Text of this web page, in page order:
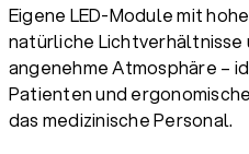
Eigene LED-Module mit
natürliche
angenehme Atmosphäre –
Patienten und
das medizinische Personal.